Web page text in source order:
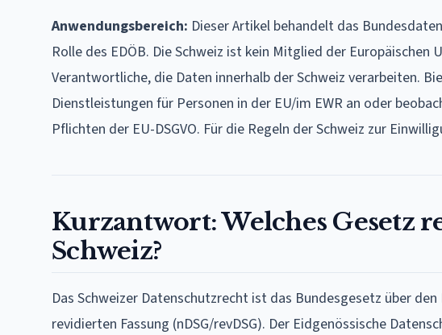
Anwendungsbereich: Dieser Artikel behandelt das
Rolle des EDÖB. Die Schweiz ist kein Mitglied der
Verantwortliche, die Daten innerhalb der Schweiz verarbeiten.
Dienstleistungen für Personen in der EU/im EWR an oder
Pflichten der EU-DSGVO. Für die Regeln der Schweiz zur
Kurzantwort: Welches Gesetz
Schweiz?
Das Schweizer Datenschutzrecht ist das Bundesgesetz über
revidierten Fassung (nDSG/revDSG). Der Eidgenössische